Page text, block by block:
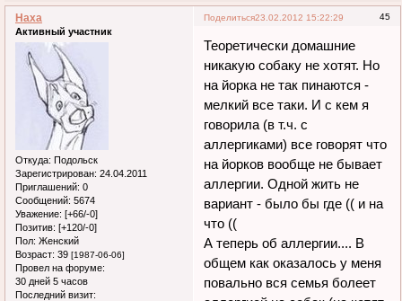
Поделиться 45
23.02.2012 15:22:29
Наха
Активный участник
Откуда: Подольск
Зарегистрирован: 24.04.2011
Приглашений: 0
Сообщений: 5674
Уважение: [+66/-0]
Позитив: [+120/-0]
Пол: Женский
Возраст: 39 [1987-06-06]
Провел на форуме:
30 дней 5 часов
Последний визит:
Теоретически домашние
никакую собаку не хотят. Но
на йорка не так пинаются -
мелкий все таки. И с кем я
говорила (в т.ч. с
аллергиками) все говорят что
на йорков вообще не бывает
аллергии. Одной жить не
вариант - было бы где (( и на
что ((
А теперь об аллергии.... В
общем как оказалось у меня
повально вся семья болеет